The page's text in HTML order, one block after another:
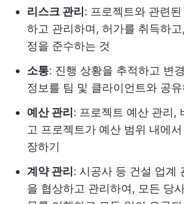
리스크 관리 : 프로젝트와 관련
하고 관리하며, 허가를 취득하
정을 준수하는 것
소통: 진행 상황을 추적하고 변
정보를 팀 및 클라이언트와 공유
예산 관리 : 프로젝트 예산 관리,
고 프로젝트가 예산 범위 내에
장하기
계약 관리 : 시공사 등 건설 업계
을 협상하고 관리하여, 모든 당